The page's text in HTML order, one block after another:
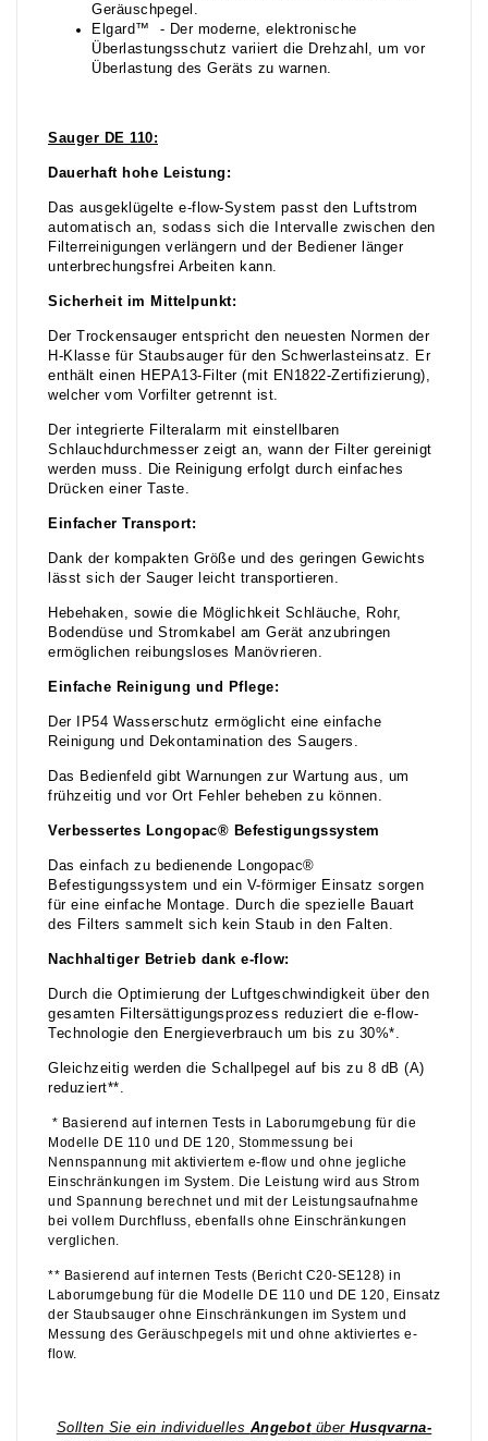
Geräuschpegel.
Elgard™ - Der moderne, elektronische
Überlastungsschutz variiert die Drehzahl, um vor
Überlastung des Geräts zu warnen.
Sauger DE 110:
Dauerhaft hohe Leistung:
Das ausgeklügelte e-flow-System passt den Luftstrom
automatisch an, sodass sich die Intervalle zwischen den
Filterreinigungen verlängern und der Bediener länger
unterbrechungsfrei Arbeiten kann.
Sicherheit im Mittelpunkt:
Der Trockensauger entspricht den neuesten Normen der
H-Klasse für Staubsauger für den Schwerlasteinsatz. Er
enthält einen HEPA13-Filter (mit EN1822-Zertifizierung),
welcher vom Vorfilter getrennt ist.
Der integrierte Filteralarm mit einstellbaren
Schlauchdurchmesser zeigt an, wann der Filter gereinigt
werden muss. Die Reinigung erfolgt durch einfaches
Drücken einer Taste.
Einfacher Transport:
Dank der kompakten Größe und des geringen Gewichts
lässt sich der Sauger leicht transportieren.
Hebehaken, sowie die Möglichkeit Schläuche, Rohr,
Bodendüse und Stromkabel am Gerät anzubringen
ermöglichen reibungsloses Manövrieren.
Einfache Reinigung und Pflege:
Der IP54 Wasserschutz ermöglicht eine einfache
Reinigung und Dekontamination des Saugers.
Das Bedienfeld gibt Warnungen zur Wartung aus, um
frühzeitig und vor Ort Fehler beheben zu können.
Verbessertes Longopac® Befestigungssystem
Das einfach zu bedienende Longopac®
Befestigungssystem und ein V-förmiger Einsatz sorgen
für eine einfache Montage. Durch die spezielle Bauart
des Filters sammelt sich kein Staub in den Falten.
Nachhaltiger Betrieb dank e-flow:
Durch die Optimierung der Luftgeschwindigkeit über den
gesamten Filtersättigungsprozess reduziert die e-flow-
Technologie den Energieverbrauch um bis zu 30%*.
Gleichzeitig werden die Schallpegel auf bis zu 8 dB (A)
reduziert**.
* Basierend auf internen Tests in Laborumgebung für die
Modelle DE 110 und DE 120, Stommessung bei
Nennspannung mit aktiviertem e-flow und ohne jegliche
Einschränkungen im System. Die Leistung wird aus Strom
und Spannung berechnet und mit der Leistungsaufnahme
bei vollem Durchfluss, ebenfalls ohne Einschränkungen
verglichen.
** Basierend auf internen Tests (Bericht C20-SE128) in
Laborumgebung für die Modelle DE 110 und DE 120, Einsatz
der Staubsauger ohne Einschränkungen im System und
Messung des Geräuschpegels mit und ohne aktiviertes e-
flow.
Sollten Sie ein individuelles AngebotüberHusqvarna-